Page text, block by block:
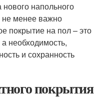
напольного
не менее важно
покрытие на пол – это
необходимость,
и сохранность
покрытия